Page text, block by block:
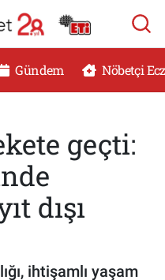
Gündem Nöbetçi
geçti:
dışı
ihtişamlı yaşam
Haritası
Fikstür